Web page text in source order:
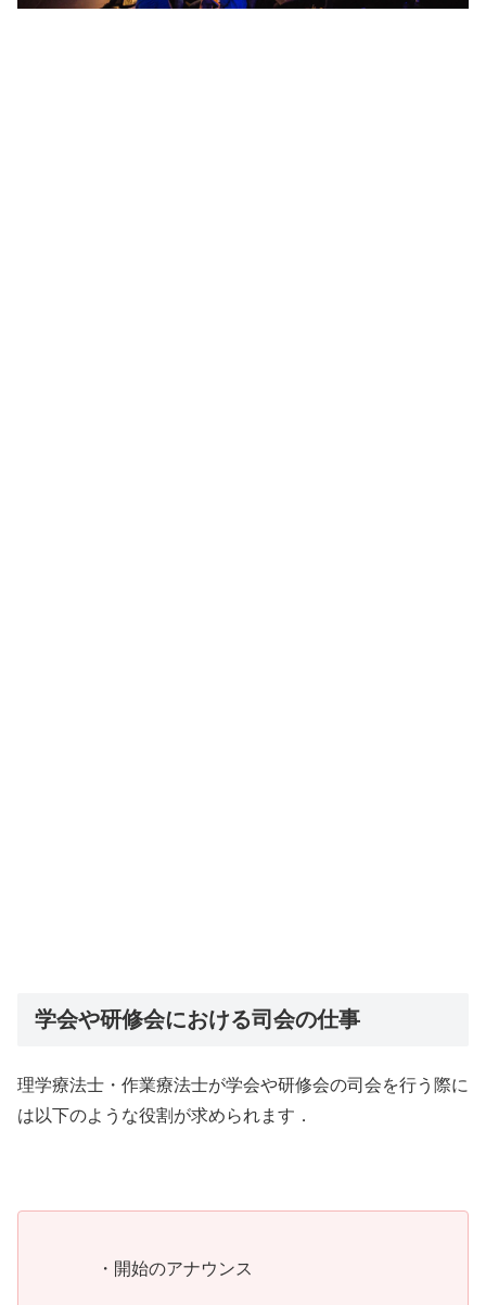
学会や研修会における司会の仕事
理学療法士・作業療法士が学会や研修会の司会を行う際に
は以下のような役割が求められます．
・開始のアナウンス